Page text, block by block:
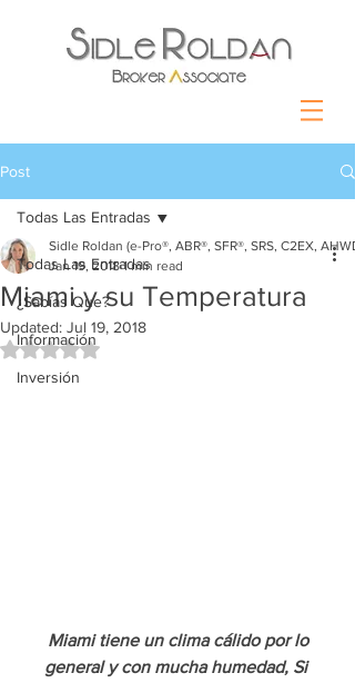
Post
Todas Las Entradas
¿Sabías Que?
Información
Inversión
Todas Las Entradas
Miami y su Temperatura
Sidle Roldan (e-Pro®, ABR®, SFR®, SRS, C2EX, AHWD)
Jan 19, 2018 1 min read
Updated: Jul 19, 2018
Rated NaN out of 5 stars.
Miami tiene un clima cálido por lo
general y con mucha humedad, Si